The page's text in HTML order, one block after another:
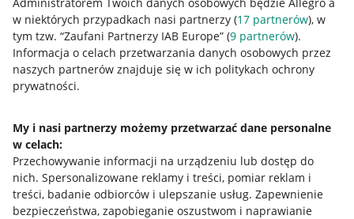
w niektórych przypadkach nasi partnerzy (17 partnerów), w
tym tzw. “Zaufani Partnerzy IAB Europe” (9 partnerów).
Informacja o celach przetwarzania danych osobowych przez
naszych partnerów znajduje się w ich politykach ochrony
prywatności.
My i nasi partnerzy możemy przetwarzać dane personalne
w celach:
Przechowywanie informacji na urządzeniu lub dostęp do
nich. Spersonalizowane reklamy i treści, pomiar reklam i
treści, badanie odbiorców i ulepszanie usług. Zapewnienie
bezpieczeństwa, zapobieganie oszustwom i naprawianie
Przydatne informacje
Jak to działa
Allegro Gadane dla sprzedających
Allegro Gadane dla kupujących
Mapa miejscowości